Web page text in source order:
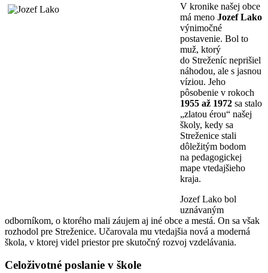
V kronike našej obce
má meno Jozef Lako
výnimočné
postavenie. Bol to
muž, ktorý
do Streženíc neprišiel
náhodou, ale s jasnou
víziou. Jeho
pôsobenie v rokoch
1955 až 1972 sa stalo
„zlatou érou“ našej
školy, kedy sa
Streženice stali
dôležitým bodom
na pedagogickej
mape vtedajšieho
kraja.
Jozef Lako bol
uznávaným
odborníkom, o ktorého mali záujem aj iné obce a mestá. On sa však
rozhodol pre Streženice. Učarovala mu vtedajšia nová a moderná
škola, v ktorej videl priestor pre skutočný rozvoj vzdelávania.
Celoživotné poslanie v škole